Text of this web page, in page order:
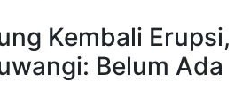
Kembali Erupsi,
Belum Ada